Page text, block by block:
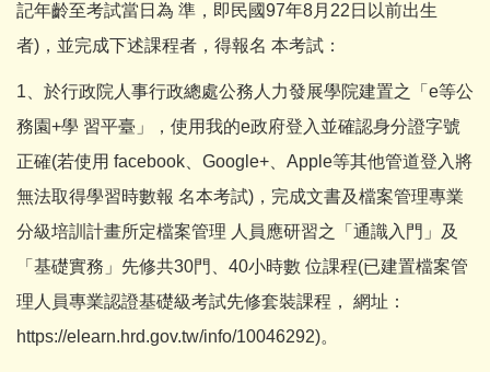
記年齡至考試當日為 準，即民國97年8月22日以前出生
者)，並完成下述課程者，得報名 本考試：
1、於行政院人事行政總處公務人力發展學院建置之「e等公
務園+學 習平臺」，使用我的e政府登入並確認身分證字號
正確(若使用 facebook、Google+、Apple等其他管道登入將
無法取得學習時數報 名本考試)，完成文書及檔案管理專業
分級培訓計畫所定檔案管理 人員應研習之「通識入門」及
「基礎實務」先修共30門、40小時數 位課程(已建置檔案管
理人員專業認證基礎級考試先修套裝課程， 網址：
https://elearn.hrd.gov.tw/info/10046292)。